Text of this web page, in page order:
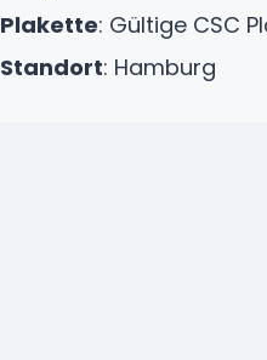
Plakette: Gültige CSC
Standort: Hamburg